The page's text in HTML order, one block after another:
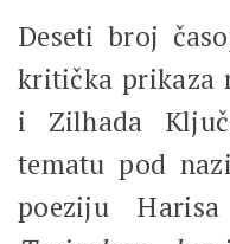
Deseti broj
kritička prikaza
i Zilhada
tematu pod
poeziju